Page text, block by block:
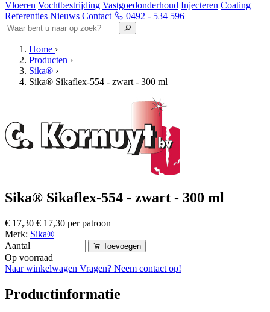
Vloeren Vochtbestrijding Vastgoedonderhoud Injecteren Coating
Referenties Nieuws Contact 0492 - 534 596
Home ›
Producten ›
Sika® ›
Sika® Sikaflex-554 - zwart - 300 ml
Sika® Sikaflex-554 - zwart - 300 ml
€ 17,30 € 17,30 per patroon
Merk: Sika®
Aantal
Toevoegen
Op voorraad
Naar winkelwagen Vragen? Neem contact op!
Productinformatie